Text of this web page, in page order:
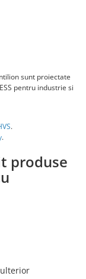
sunt proiectate
pentru industrie si
.
.
produse